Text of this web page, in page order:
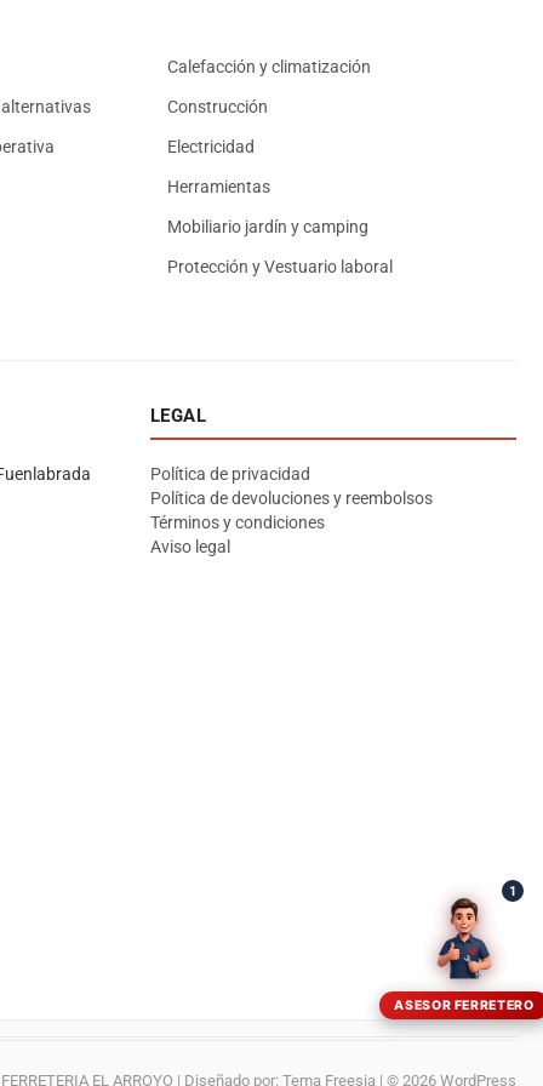
Calefacción y climatización
alternativas Construcción
Electricidad
Herramientas
Mobiliario jardín y camping
Protección y Vestuario laboral
LEGAL
Política de privacidad
Política de devoluciones y reembolsos
Términos y condiciones
Aviso legal
FERRETERIA EL ARROYO | Diseñado por: Tema Freesia | © 2026 WordPress
ASESOR FERRETERO
1
Asesor El Arroyo
En línea · responde en segundos
WhatsApp